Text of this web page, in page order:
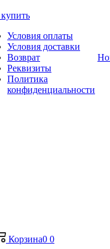
Условия оплаты
Условия доставки
Возврат
Реквизиты
Политика
конфиденциальности
Корзина0 0